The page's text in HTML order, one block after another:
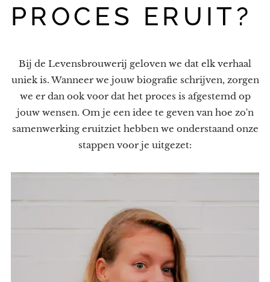
PROCES ERUIT?
Bij de Levensbrouwerij geloven we dat elk verhaal
uniek is. Wanneer we jouw biografie schrijven, zorgen
we er dan ook voor dat het proces is afgestemd op
jouw wensen. Om je een idee te geven van hoe zo'n
samenwerking eruitziet hebben we onderstaand onze
stappen voor je uitgezet: